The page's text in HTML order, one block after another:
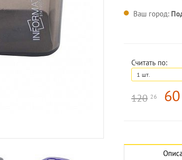
Ваш город:
Считать по:
1 шт.
120 26 60